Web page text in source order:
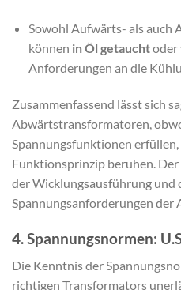
Sowohl Aufwärts- als auch
können in Öl getauchtoder
Anforderungen an die
Zusammenfassend lässt sich
Abwärtstransformatoren,
Spannungsfunktionen erfüllen,
Funktionsprinzip beruhen.
der Wicklungsausführung und
Spannungsanforderungen der
4. Spannungsnormen:
Die Kenntnis der
richtigen Transformators